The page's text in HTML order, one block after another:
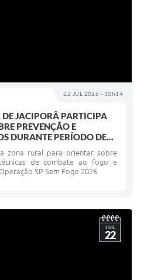
22 JUL 2026 - 10h14
JACIPORÃ PARTICIPA
PREVENÇÃO E
DURANTE PERÍODO DE...
zona rural para orientar sobre
de combate ao fogo e
SP Sem Fogo 2026
JUL
22